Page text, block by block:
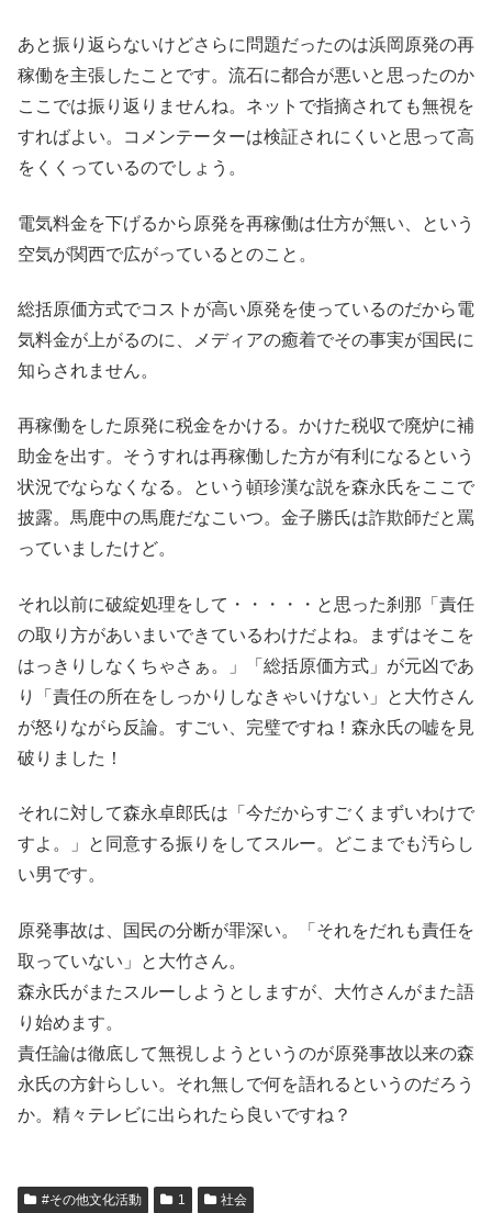
あと振り返らないけどさらに問題だったのは浜岡原発の再
稼働を主張したことです。流石に都合が悪いと思ったのか
ここでは振り返りませんね。ネットで指摘されても無視を
すればよい。コメンテーターは検証されにくいと思って高
をくくっているのでしょう。
電気料金を下げるから原発を再稼働は仕方が無い、という
空気が関西で広がっているとのこと。
総括原価方式でコストが高い原発を使っているのだから電
気料金が上がるのに、メディアの癒着でその事実が国民に
知らされません。
再稼働をした原発に税金をかける。かけた税収で廃炉に補
助金を出す。そうすれは再稼働した方が有利になるという
状況でならなくなる。という頓珍漢な説を森永氏をここで
披露。馬鹿中の馬鹿だなこいつ。金子勝氏は詐欺師だと罵
っていましたけど。
それ以前に破綻処理をして・・・・・と思った刹那「責任
の取り方があいまいできているわけだよね。まずはそこを
はっきりしなくちゃさぁ。」「総括原価方式」が元凶であ
り「責任の所在をしっかりしなきゃいけない」と大竹さん
が怒りながら反論。すごい、完璧ですね！森永氏の嘘を見
破りました！
それに対して森永卓郎氏は「今だからすごくまずいわけで
すよ。」と同意する振りをしてスルー。どこまでも汚らし
い男です。
原発事故は、国民の分断が罪深い。「それをだれも責任を
取っていない」と大竹さん。
森永氏がまたスルーしようとしますが、大竹さんがまた語
り始めます。
責任論は徹底して無視しようというのが原発事故以来の森
永氏の方針らしい。それ無しで何を語れるというのだろう
か。精々テレビに出られたら良いですね？
#その他文化活動 1 社会